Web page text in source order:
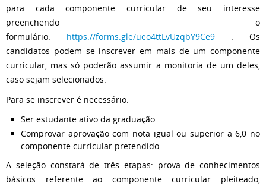
para cada componente curricular de seu interesse
preenchendo o
formulário: https://forms.gle/ueo4ttLvUzqbY9Ce9 . Os
candidatos podem se inscrever em mais de um componente
curricular, mas só poderão assumir a monitoria de um deles,
caso sejam selecionados.
Para se inscrever é necessário:
Ser estudante ativo da graduação.
Comprovar aprovação com nota igual ou superior a 6,0 no
componente curricular pretendido..
A seleção constará de três etapas: prova de conhecimentos
básicos referente ao componente curricular pleiteado,